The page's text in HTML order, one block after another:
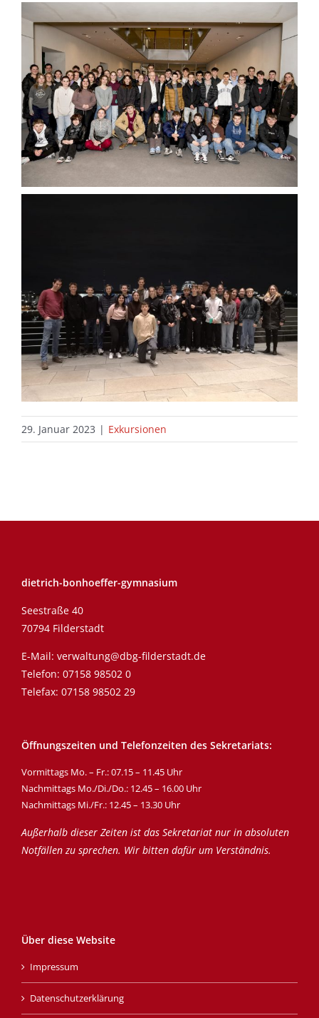
29. Januar 2023 | Exkursionen
dietrich-bonhoeffer-gymnasium
Seestraße 40
70794 Filderstadt
E-Mail: verwaltung@dbg-filderstadt.de
Telefon: 07158 98502 0
Telefax: 07158 98502 29
Öffnungszeiten und Telefonzeiten des Sekretariats:
Vormittags Mo. – Fr.: 07.15 – 11.45 Uhr
Nachmittags Mo./Di./Do.: 12.45 – 16.00 Uhr
Nachmittags Mi./Fr.: 12.45 – 13.30 Uhr
Außerhalb dieser Zeiten ist das Sekretariat nur in absoluten
Notfällen zu sprechen. Wir bitten dafür um Verständnis.
Über diese Website
Impressum
Datenschutzerklärung